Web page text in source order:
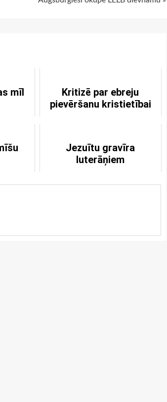
mīl
Kritizē par ebreju
pievēršanu kristietībai
Jezuītu gravīra
luterāņiem